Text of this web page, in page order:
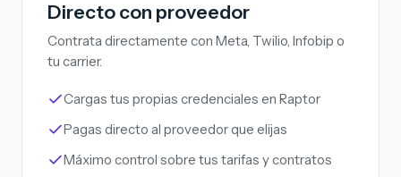
Directo con proveedor
Contrata directamente con Meta, Twilio, Infobip o
tu carrier.
Cargas tus propias credenciales en Raptor
Pagas directo al proveedor que elijas
Máximo control sobre tus tarifas y contratos